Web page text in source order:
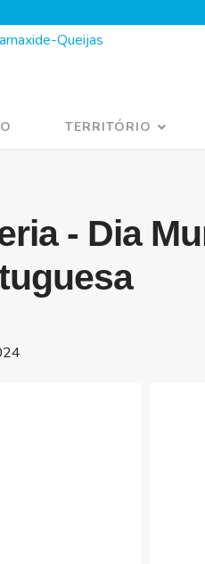
TERRITÓRIO
- Dia